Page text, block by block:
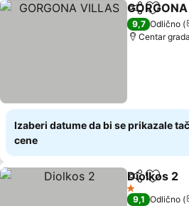
Deli Dodati
9,7 Odlično
Centar
Izaberi datume da bi se prikazale
cene
Deli Dodati
Diolkos 2
1 Zvezdice
9,1 Odlično